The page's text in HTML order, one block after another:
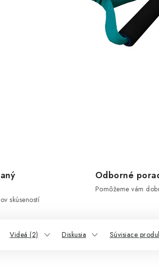
skúseností
Odborné
Pomôžeme vám
Videá (2) Diskusia Súvisiace